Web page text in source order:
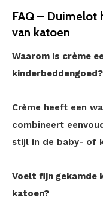
FAQ – Duimelot
van katoen
Waarom is crème
kinderbeddengoed?
Crème heeft een
combineert
stijl in de baby- of
Voelt fijn gekamde
katoen?